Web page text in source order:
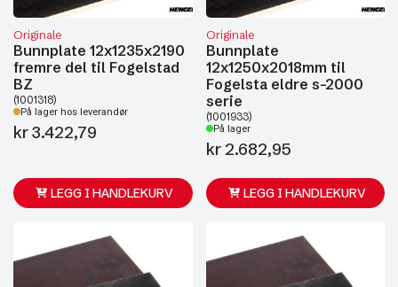
Originale
Bunnplate 12x1235x2190
fremre del til Fogelstad
BZ
(1001318)
På lager hos leverandør
kr3.422,79
LEGG I HANDLEKURV
Originale
Bunnplate
12x1250x2018mm til
Fogelsta eldre s-2000
serie
(1001933)
På lager
kr2.682,95
LEGG I HANDLEKURV